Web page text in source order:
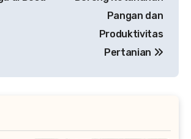
Pangan dan
Produktivitas
Pertanian